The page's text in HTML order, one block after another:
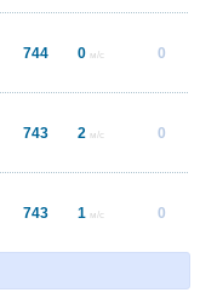
744 0 м/с 0
743 2 м/с 0
743 1 м/с 0